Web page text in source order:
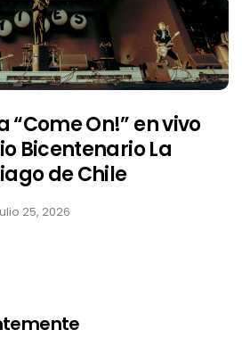
“Come On!” en vivo
Bicentenario La
de Chile
25, 2026